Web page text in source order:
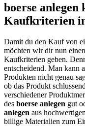
boerse anlegen
Kaufkriterien
Damit du den Kauf von
möchten wir dir nun
Kaufkriterien geben.
entscheidend. Man kann
Produkten nicht genau
ob das Produkt
verschiedener
des boerse anlegen gut
anlegen aus
billige Materialien zum